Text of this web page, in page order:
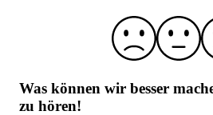
Was können wir besser
zu hören!